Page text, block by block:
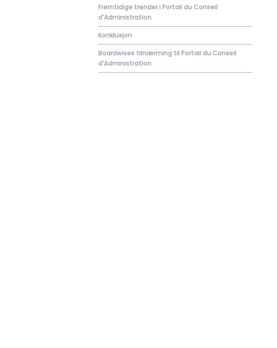
Fremtidige trender i Portail du Conseil
d'Administration
Konklusjon
Boardwises tilnærming til Portail du Conseil
d'Administration